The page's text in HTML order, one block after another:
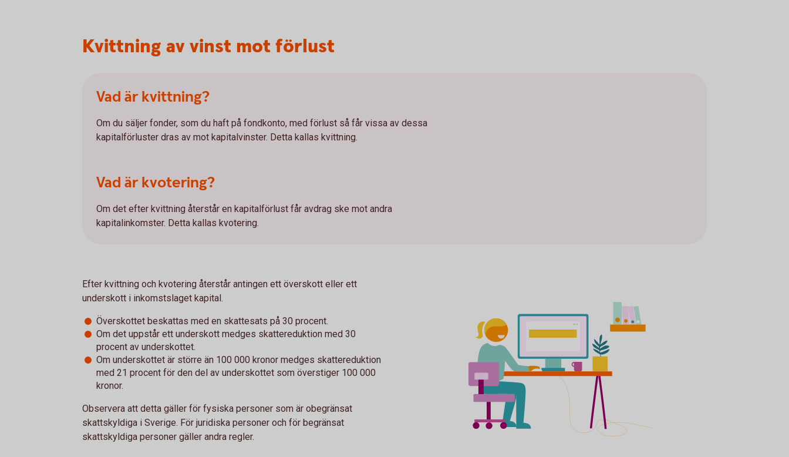
Kvittning av vinst mot förlust
Vad är kvittning?
Om du säljer fonder, som du haft på fondkonto, med förlust så får vissa av dessa
kapitalförluster dras av mot kapitalvinster. Detta kallas kvittning.
Vad är kvotering?
Om det efter kvittning återstår en kapitalförlust får avdrag ske mot andra
kapitalinkomster. Detta kallas kvotering.
Efter kvittning och kvotering återstår antingen ett överskott eller ett
underskott i inkomstslaget kapital.
Överskottet beskattas med en skattesats på 30 procent.
Om det uppstår ett underskott medges skattereduktion med 30
procent av underskottet.
Om underskottet är större än 100 000 kronor medges skattereduktion
med 21 procent för den del av underskottet som överstiger 100 000
kronor.
Observera att detta gäller för fysiska personer som är obegränsat
skattskyldiga i Sverige. För juridiska personer och för begränsat
skattskyldiga personer gäller andra regler.